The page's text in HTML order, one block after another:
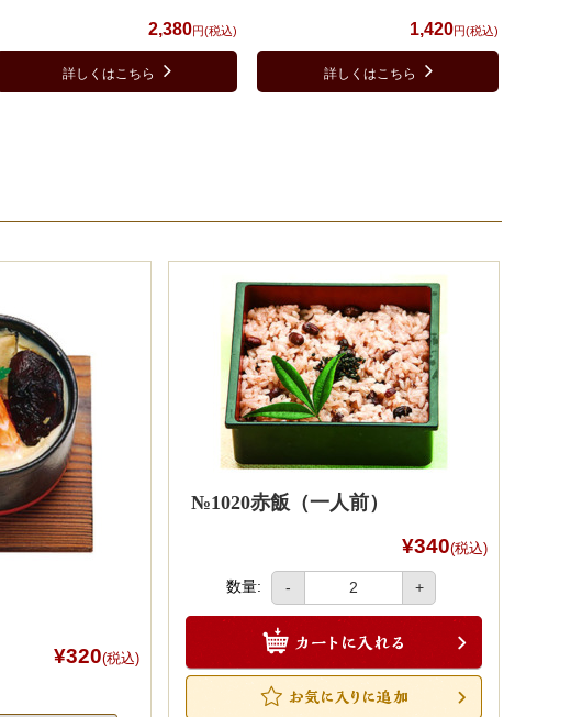
2,380円(税込)
詳しくはこちら
1,420円(税込)
詳しくはこちら
¥320(税込)
№1020赤飯（一人前）
¥340(税込)
数量: - +